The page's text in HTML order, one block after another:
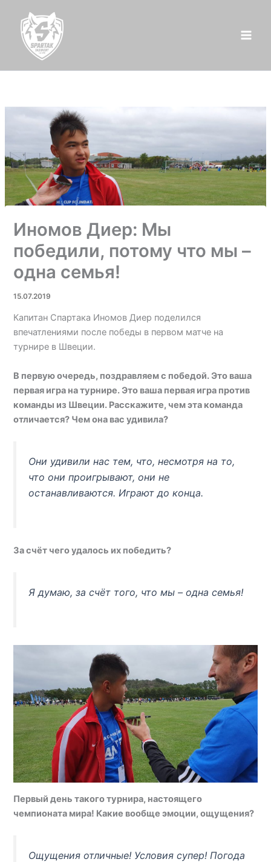
содержимому
Иномов Диер: Мы
победили, потому что мы –
одна семья!
15.07.2019
Капитан Спартака Иномов Диер поделился
впечатлениями после победы в первом матче на
турнире в Швеции.
В первую очередь, поздравляем с победой. Это ваша
первая игра на турнире. Это ваша первая игра против
команды из Швеции. Расскажите, чем эта команда
отличается? Чем она вас удивила?
Они удивили нас тем, что, несмотря на то,
что они проигрывают, они не
останавливаются. Играют до конца.
За счёт чего удалось их победить?
Я думаю, за счёт того, что мы – одна семья!
Первый день такого турнира, настоящего
чемпионата мира! Какие вообще эмоции, ощущения?
Ощущения отличные! Условия супер! Погода